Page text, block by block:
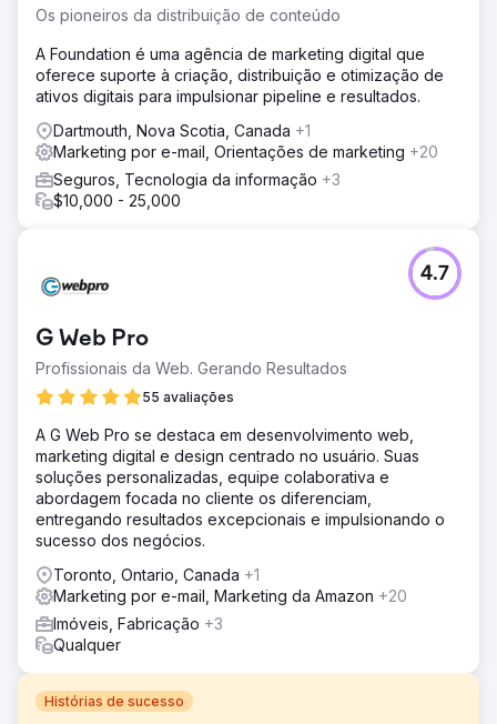
Os pioneiros da distribuição de conteúdo
A Foundation é uma agência de marketing digital que
oferece suporte à criação, distribuição e otimização de
ativos digitais para impulsionar pipeline e resultados.
Dartmouth, Nova Scotia, Canada +1
Marketing por e-mail, Orientações de marketing +20
Seguros, Tecnologia da informação +3
$10,000 - 25,000
G Web Pro
Profissionais da Web. Gerando Resultados
55 avaliações
4.7
A G Web Pro se destaca em desenvolvimento web,
marketing digital e design centrado no usuário. Suas
soluções personalizadas, equipe colaborativa e
abordagem focada no cliente os diferenciam,
entregando resultados excepcionais e impulsionando o
sucesso dos negócios.
Toronto, Ontario, Canada +1
Marketing por e-mail, Marketing da Amazon +20
Imóveis, Fabricação +3
Qualquer
Histórias de sucesso